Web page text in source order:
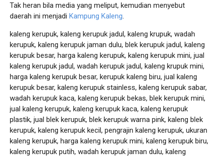
Tak heran bila media yang meliput, kemudian menyebut
daerah ini menjadi Kampung Kaleng.
kaleng kerupuk, kaleng kerupuk jadul, kaleng krupuk, wadah
kerupuk, kaleng kerupuk jaman dulu, blek kerupuk jadul, kaleng
kerupuk besar, harga kaleng kerupuk, kaleng kerupuk mini, jual
kaleng kerupuk jadul, wadah kerupuk jadul, kaleng krupuk mini,
harga kaleng kerupuk besar, kerupuk kaleng biru, jual kaleng
kerupuk besar, kaleng kerupuk stainless, kaleng kerupuk sabar,
wadah kerupuk kaca, kaleng kerupuk bekas, blek kerupuk mini,
jual kaleng kerupuk, kaleng kerupuk kaca, kaleng kerupuk
plastik, jual blek kerupuk, blek kerupuk warna pink, kaleng blek
kerupuk, kaleng kerupuk kecil, pengrajin kaleng kerupuk, ukuran
kaleng kerupuk, harga kaleng kerupuk mini, kaleng kerupuk biru,
kaleng kerupuk putih, wadah kerupuk jaman dulu, kaleng